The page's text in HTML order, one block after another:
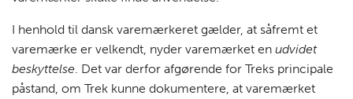
I henhold til dansk varemærkeret gælder, at såfremt et
varemærke er velkendt, nyder varemærket en udvidet
beskyttelse. Det var derfor afgørende for Treks principale
påstand, om Trek kunne dokumentere, at varemærket